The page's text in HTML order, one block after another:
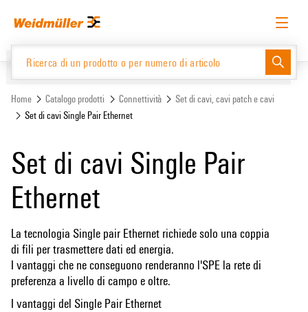
Italiano Richiedere l’accesso Accesso
Website Support Center easyConnect
Home Catalogo prodotti Connettività
Set di cavi, cavi patch e cavi
Set di cavi Single Pair Ethernet
Set di cavi Single Pair
Ethernet
La tecnologia Single pair Ethernet richiede solo una coppia
di fili per trasmettere dati ed energia.
I vantaggi che ne conseguono renderanno l'SPE la rete di
preferenza a livello di campo e oltre.
I vantaggi del Single Pair Ethernet